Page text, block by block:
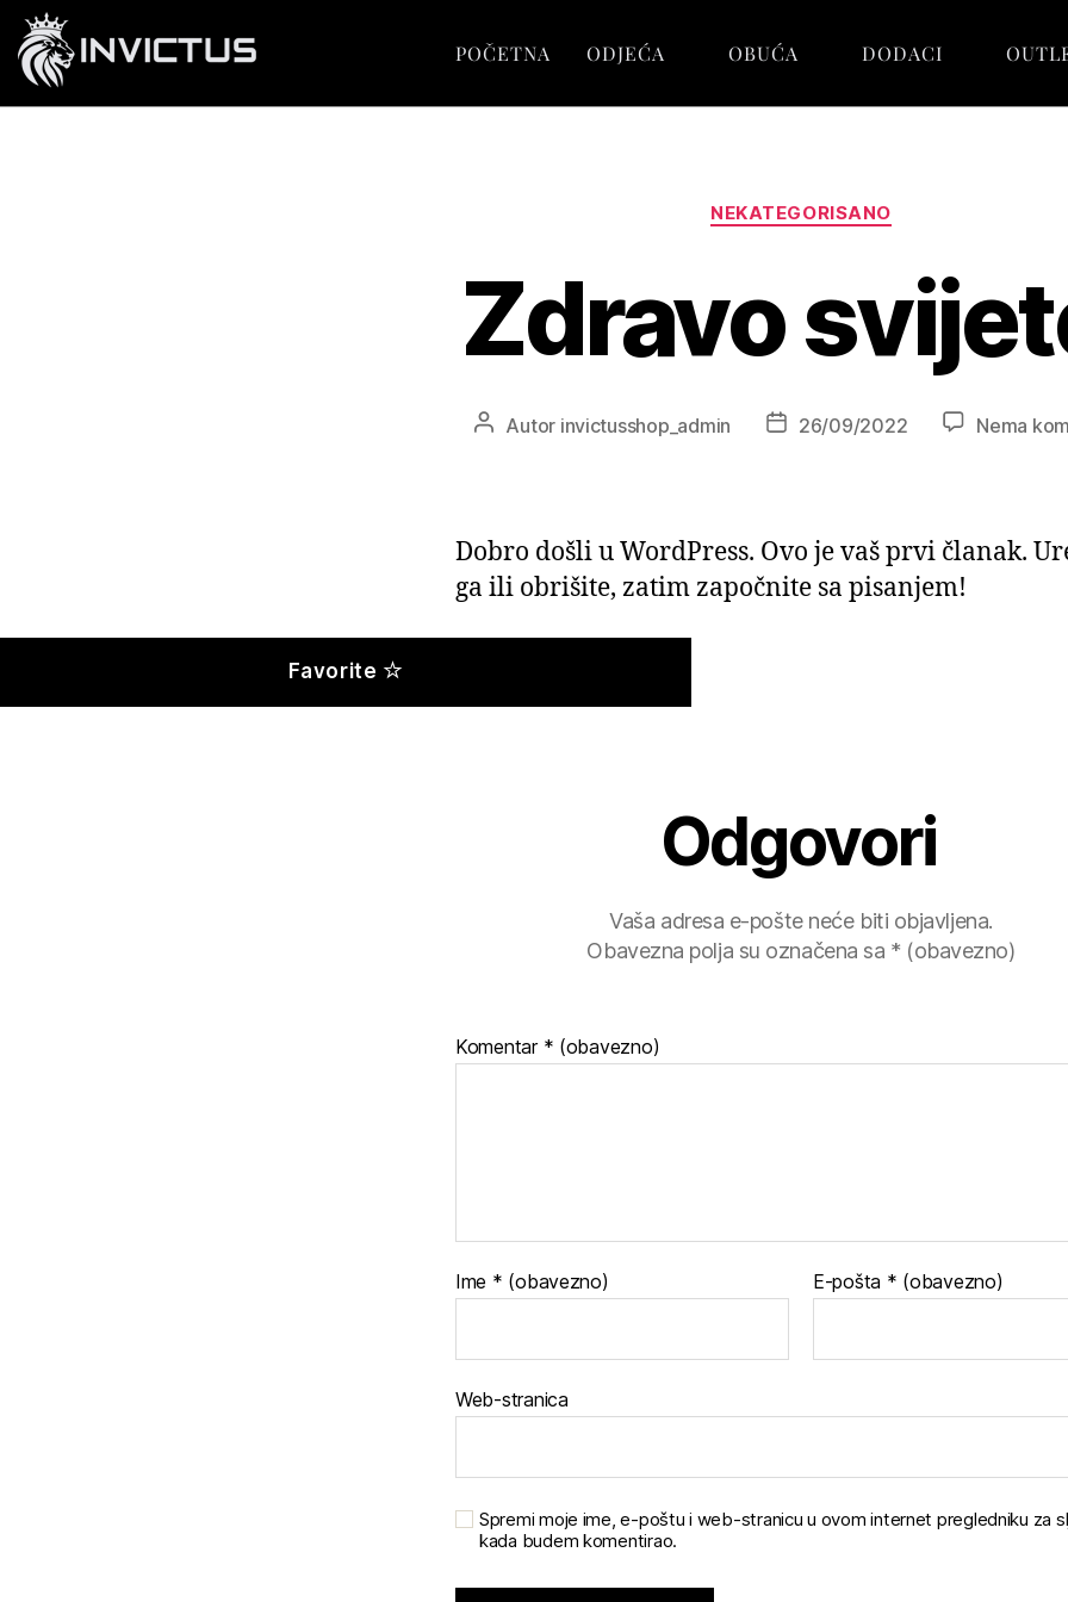
POČETNA ODJEĆA OBUĆA DODACI
NEKATEGORISANO
Zdravo
Autor invictusshop_admin 26/09/2022 Nema
Dobro došli u WordPress. Ovo je vaš prvi članak.
ga ili obrišite, zatim započnite sa pisanjem!
Favorite
Odgovori
Vaša adresa e-pošte neće biti objavljena.
Obavezna polja su označena sa * (obavezno)
Komentar * (obavezno)
Ime * (obavezno) E-pošta * (obavezno)
Web-stranica
Spremi moje ime, e-poštu i web-stranicu u ovom internet pregledniku za
kada budem komentirao.